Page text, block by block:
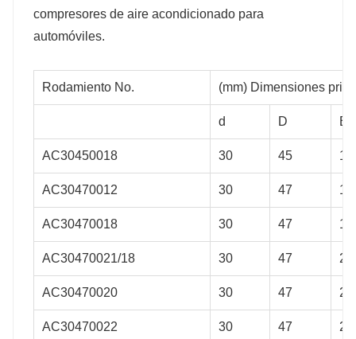
compresores de aire acondicionado para
automóviles.
Rodamiento No. (mm) Dimensiones
d D B
AC30450018 30 45 18
AC30470012 30 47 12
AC30470018 30 47 18
AC30470021/18 30 47 21
AC30470020 30 47 20
AC30470022 30 47 22